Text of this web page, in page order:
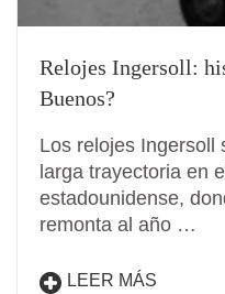
Relojes Ingersoll:
Buenos?
Los relojes Ingersoll
larga trayectoria en
estadounidense,
remonta al año …
LEER MÁS